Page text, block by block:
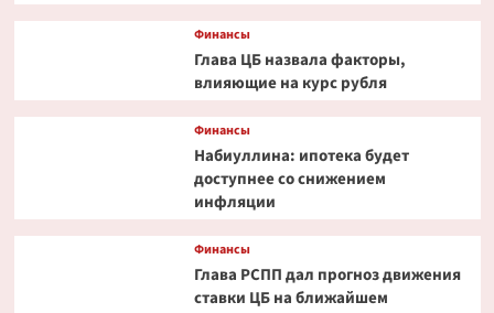
Финансы
Глава ЦБ назвала факторы,
влияющие на курс рубля
Финансы
Набиуллина: ипотека будет
доступнее со снижением
инфляции
Финансы
Глава РСПП дал прогноз движения
ставки ЦБ на ближайшем